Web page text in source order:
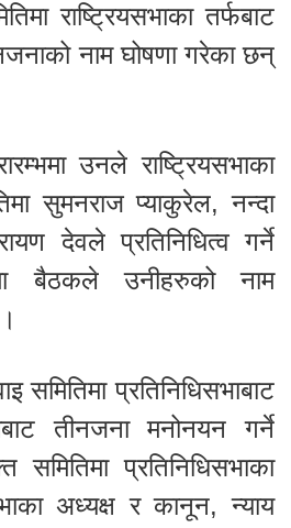
राष्ट्रियसभाका तर्फबाट
नाम घोषणा गरेका छन्
उनले राष्ट्रियसभाका
सुमनराज प्याकुरेल, नन्दा
देवले प्रतिनिधित्व गर्ने
बैठकले उनीहरुको नाम
समितिमा प्रतिनिधिसभाबाट
तीनजना मनोनयन गर्ने
प्रतिनिधिसभाका
अध्यक्ष र कानून, न्याय